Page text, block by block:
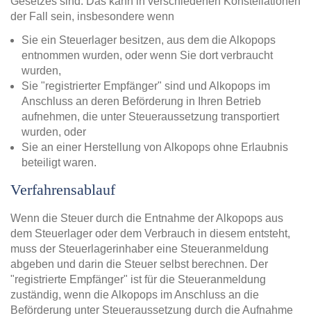
der Fall sein, insbesondere wenn
Sie ein Steuerlager besitzen, aus dem die Alkopops
entnommen wurden, oder wenn Sie dort verbraucht
wurden,
Sie "registrierter Empfänger" sind und Alkopops im
Anschluss an deren Beförderung in Ihren Betrieb
aufnehmen, die unter Steueraussetzung transportiert
wurden, oder
Sie an einer Herstellung von Alkopops ohne Erlaubnis
beteiligt waren.
Verfahrensablauf
Wenn die Steuer durch die Entnahme der Alkopops aus
dem Steuerlager oder dem Verbrauch in diesem entsteht,
muss der Steuerlagerinhaber eine Steueranmeldung
abgeben und darin die Steuer selbst berechnen. Der
"registrierte Empfänger" ist für die Steueranmeldung
zuständig, wenn die Alkopops im Anschluss an die
Beförderung unter Steueraussetzung durch die Aufnahme